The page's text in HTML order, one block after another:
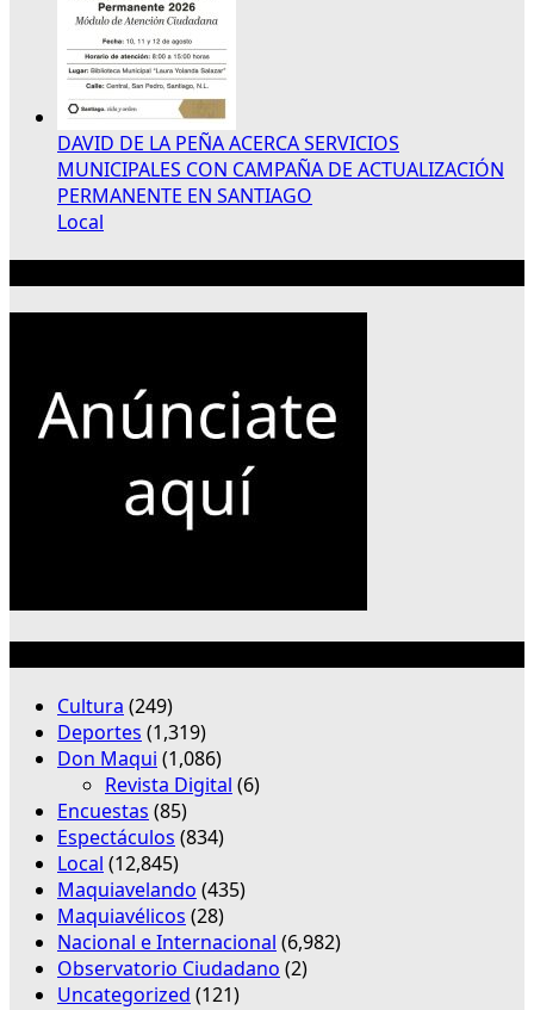
DAVID DE LA PEÑA ACERCA SERVICIOS
MUNICIPALES CON CAMPAÑA DE ACTUALIZACIÓN
PERMANENTE EN SANTIAGO
Local
Cultura (249)
Deportes (1,319)
Don Maqui (1,086)
Revista Digital (6)
Encuestas (85)
Espectáculos (834)
Local (12,845)
Maquiavelando (435)
Maquiavélicos (28)
Nacional e Internacional (6,982)
Observatorio Ciudadano (2)
Uncategorized (121)